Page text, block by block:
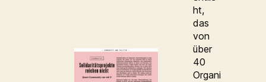
ht,
das
von
über
40
Organi